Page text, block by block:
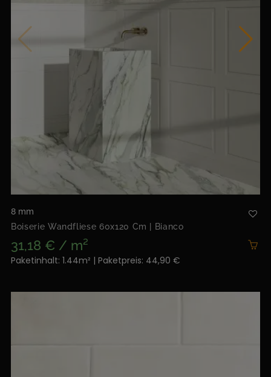
8 mm
Boiserie Wandfliese 60x120 Cm | Bianco
31,18 € / m²
Paketinhalt: 1.44m² | Paketpreis: 44,90 €